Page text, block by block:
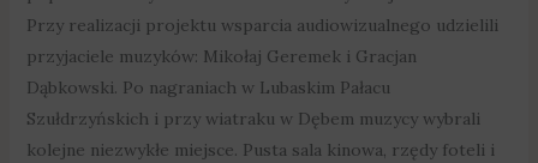
Przy realizacji projektu wsparcia audiowizualnego udzielili
przyjaciele muzyków: Mikołaj Geremek i Gracjan
Dąbkowski. Po nagraniach w Lubaskim Pałacu
Szułdrzyńskich i przy wiatraku w Dębem muzycy wybrali
kolejne niezwykłe miejsce. Pusta sala kinowa, rzędy foteli i